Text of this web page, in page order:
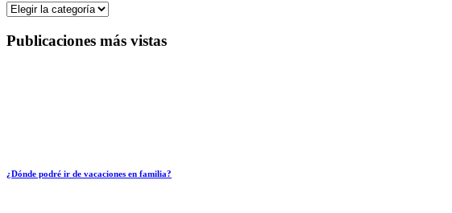
Categorías
Publicaciones más vistas
¿Dónde podré ir de vacaciones en familia?